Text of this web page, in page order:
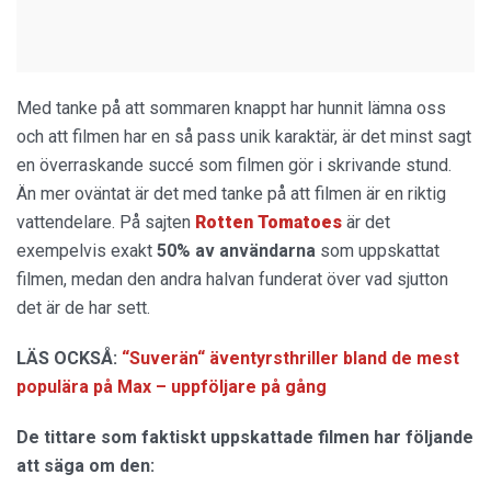
Med tanke på att sommaren knappt har hunnit lämna oss
och att filmen har en så pass unik karaktär, är det minst sagt
en överraskande succé som filmen gör i skrivande stund.
Än mer oväntat är det med tanke på att filmen är en riktig
vattendelare. På sajten Rotten Tomatoes är det
exempelvis exakt 50% av användarna som uppskattat
filmen, medan den andra halvan funderat över vad sjutton
det är de har sett.
LÄS OCKSÅ: “Suverän“ äventyrsthriller bland de mest
populära på Max – uppföljare på gång
De tittare som faktiskt uppskattade filmen har följande
att säga om den: